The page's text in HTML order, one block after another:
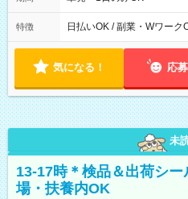
00
特徴 日払いOK / 副業・Wワーク
気になる！ 応
未
13-17時＊検品＆出荷シ
場・扶養内OK